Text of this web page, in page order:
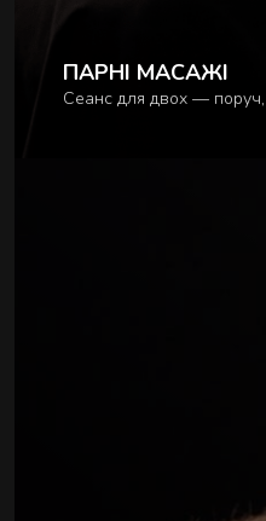
ПАРНІ МАСАЖІ
Сеанс для двох — поруч,